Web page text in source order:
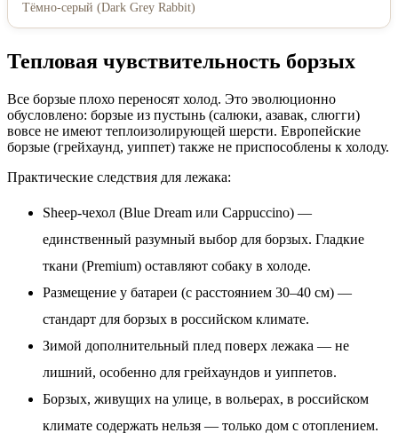
Тёмно-серый (Dark Grey Rabbit)
Тепловая чувствительность борзых
Все борзые плохо переносят холод. Это эволюционно
обусловлено: борзые из пустынь (салюки, азавак, слюгги)
вовсе не имеют теплоизолирующей шерсти. Европейские
борзые (грейхаунд, уиппет) также не приспособлены к холоду.
Практические следствия для лежака:
Sheep-чехол (Blue Dream или Cappuccino) —
единственный разумный выбор для борзых. Гладкие
ткани (Premium) оставляют собаку в холоде.
Размещение у батареи (с расстоянием 30–40 см) —
стандарт для борзых в российском климате.
Зимой дополнительный плед поверх лежака — не
лишний, особенно для грейхаундов и уиппетов.
Борзых, живущих на улице, в вольерах, в российском
климате содержать нельзя — только дом с отоплением.